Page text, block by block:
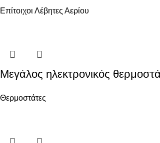
Επίτοιχοι Λέβητες Αερίου
Μεγάλος ηλεκτρονικός
Θερμοστάτες